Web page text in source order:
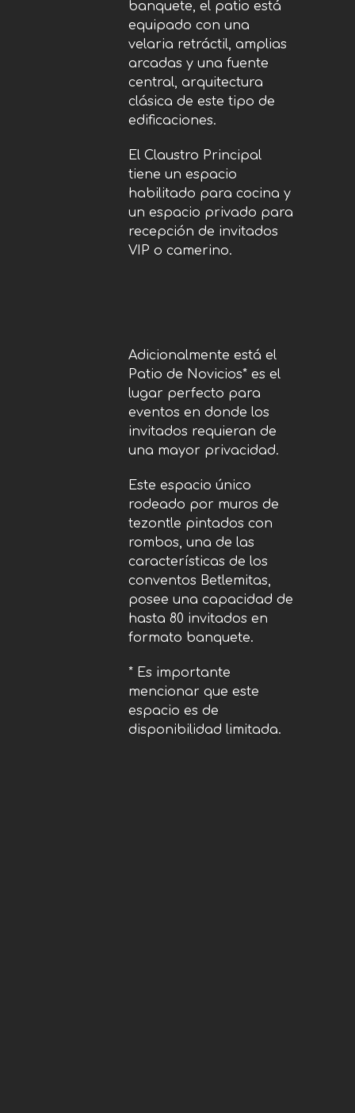
banquete, el patio está
equipado con una
velaria retráctil, amplias
arcadas y una fuente
central, arquitectura
clásica de este tipo de
edificaciones.
El Claustro Principal
tiene un espacio
habilitado para cocina y
un espacio privado para
recepción de invitados
VIP o camerino.
Adicionalmente está el
Patio de Novicios* es el
lugar perfecto para
eventos en donde los
invitados requieran de
una mayor privacidad.
Este espacio único
rodeado por muros de
tezontle pintados con
rombos, una de las
características de los
conventos Betlemitas,
posee una capacidad de
hasta 80 invitados en
formato banquete.
* Es importante
mencionar que este
espacio es de
disponibilidad limitada.